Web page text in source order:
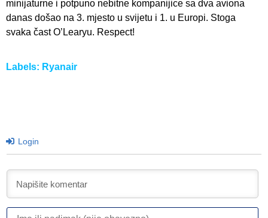
minijaturne i potpuno nebitne kompanijice sa dva aviona
danas došao na 3. mjesto u svijetu i 1. u Europi. Stoga
svaka čast O’Learyu. Respect!
Labels: Ryanair
Login